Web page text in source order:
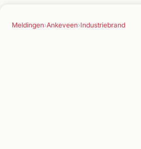
Meldingen›Ankeveen›Industriebrand